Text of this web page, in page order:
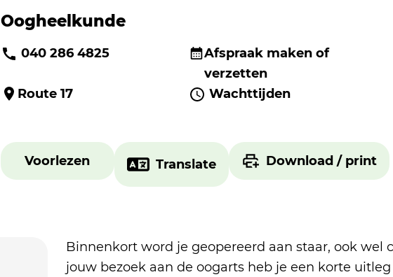
Oogheelkunde
040 286 4825
Afspraak maken of
verzetten
Route 17
Wachttijden
Voorlezen Translate Download / print
Binnenkort word je geopereerd aan staar, ook wel
jouw bezoek aan de oogarts heb je een korte